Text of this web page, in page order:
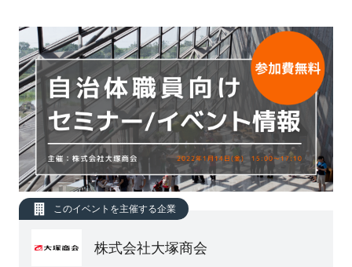
このイベントを主催する企業
株式会社大塚商会